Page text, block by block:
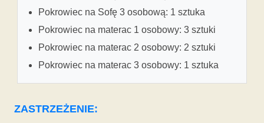
Pokrowiec na Sofę 3 osobową: 1 sztuka
Pokrowiec na materac 1 osobowy: 3 sztuki
Pokrowiec na materac 2 osobowy: 2 sztuki
Pokrowiec na materac 3 osobowy: 1 sztuka
ZASTRZEŻENIE: